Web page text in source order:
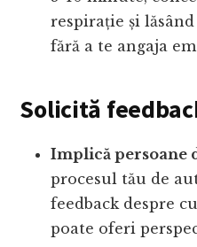
respirație și
fără a te angaja
Solicită
Implică persoane
procesul tău de
feedback despre
poate oferi